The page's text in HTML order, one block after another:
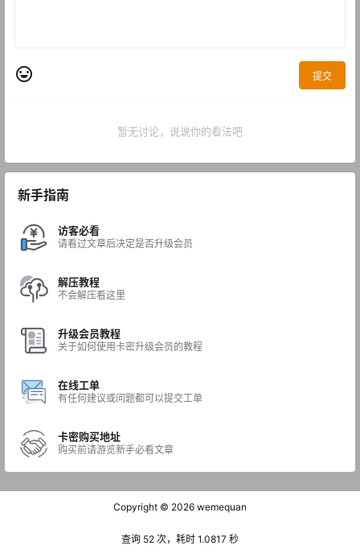
提交
暂无讨论，说说你的看法吧
新手指南
访客必看
请看过文章后决定是否升级会员
解压教程
不会解压看这里
升级会员教程
关于如何使用卡密升级会员的教程
在线工单
有任何建议或问题都可以提交工单
卡密购买地址
购买前请游览新手必看文章
Copyright © 2026 wemequan
查询 52 次，耗时 1.0817 秒